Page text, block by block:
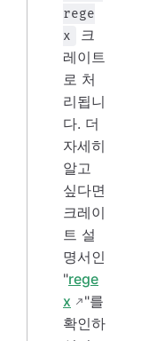
rege
x
크
레이트
로 처
리됩니
다. 더
자세히
알고
싶다면
크레이
트 설
명서인
"rege
x
"를
확인하